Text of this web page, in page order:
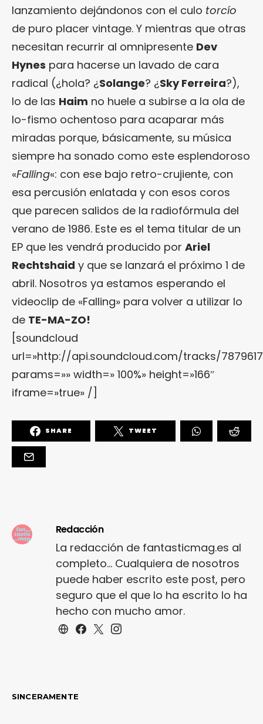
lanzamiento dejándonos con el culo torcío
de puro placer vintage. Y mientras que otras
necesitan recurrir al omnipresente Dev
Hynes para hacerse un lavado de cara
radical (¿hola? ¿Solange? ¿Sky Ferreira?),
lo de las Haim no huele a subirse a la ola de
lo-fismo ochentoso para acaparar más
miradas porque, básicamente, su música
siempre ha sonado como este esplendoroso
«Falling«: con ese bajo retro-crujiente, con
esa percusión enlatada y con esos coros
que parecen salidos de la radiofórmula del
verano de 1986. Este es el tema titular de un
EP que les vendrá producido por Ariel
Rechtshaid y que se lanzará el próximo 1 de
abril. Nosotros ya estamos esperando el
videoclip de «Falling» para volver a utilizar lo
de TE-MA-ZO!
[soundcloud
url=»http://api.soundcloud.com/tracks/
params=»» width=» 100%» height=»166″
iframe=»true» /]
SHARE TWEET
Redacción
La redacción de fantasticmag.es al
completo... Cualquiera de nosotros
puede haber escrito este post, pero
seguro que el que lo ha escrito lo ha
hecho con mucho amor.
SINCERAMENTE